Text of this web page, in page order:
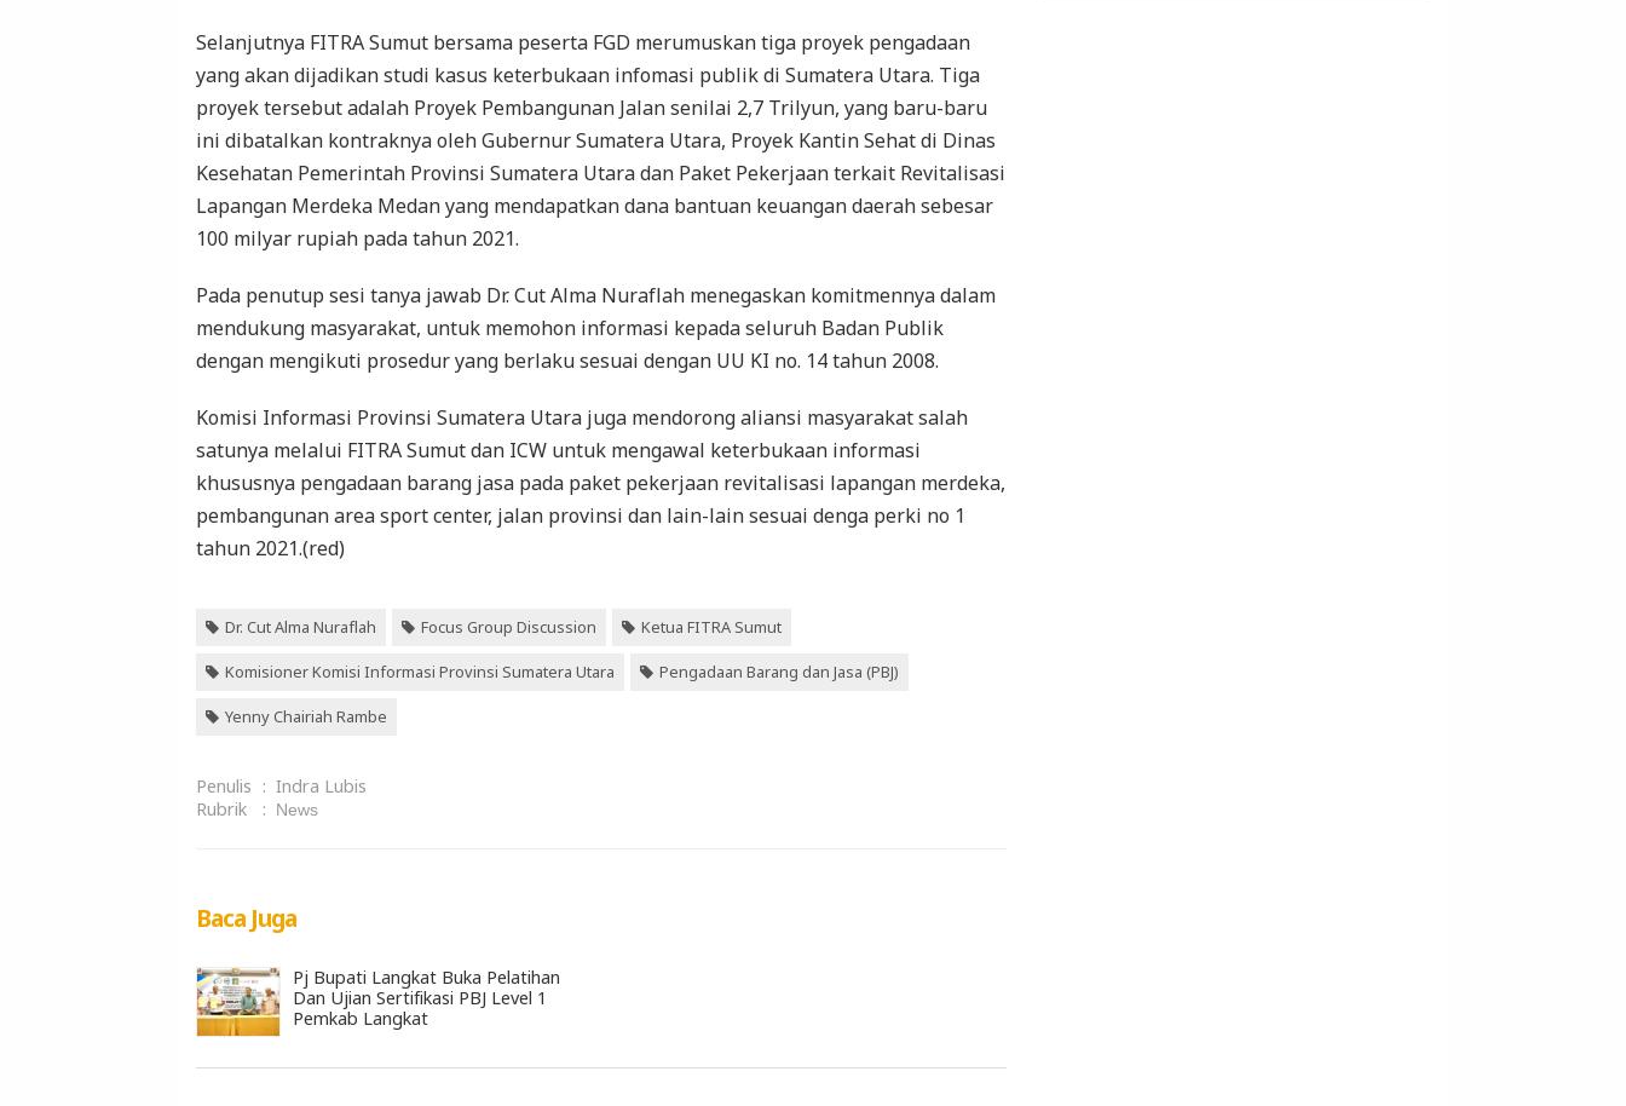
Selanjutnya FITRA Sumut bersama peserta FGD merumuskan tiga proyek pengadaan
yang akan dijadikan studi kasus keterbukaan infomasi publik di Sumatera Utara. Tiga
proyek tersebut adalah Proyek Pembangunan Jalan senilai 2,7 Trilyun, yang baru-baru
ini dibatalkan kontraknya oleh Gubernur Sumatera Utara, Proyek Kantin Sehat di Dinas
Kesehatan Pemerintah Provinsi Sumatera Utara dan Paket Pekerjaan terkait Revitalisasi
Lapangan Merdeka Medan yang mendapatkan dana bantuan keuangan daerah sebesar
100 milyar rupiah pada tahun 2021.
Pada penutup sesi tanya jawab Dr. Cut Alma Nuraflah menegaskan komitmennya dalam
mendukung masyarakat, untuk memohon informasi kepada seluruh Badan Publik
dengan mengikuti prosedur yang berlaku sesuai dengan UU KI no. 14 tahun 2008.
Komisi Informasi Provinsi Sumatera Utara juga mendorong aliansi masyarakat salah
satunya melalui FITRA Sumut dan ICW untuk mengawal keterbukaan informasi
khususnya pengadaan barang jasa pada paket pekerjaan revitalisasi lapangan merdeka,
pembangunan area sport center, jalan provinsi dan lain-lain sesuai denga perki no 1
tahun 2021.(red)
Dr. Cut Alma Nuraflah Focus Group Discussion Ketua FITRA Sumut
Komisioner Komisi Informasi Provinsi Sumatera Utara Pengadaan Barang dan Jasa (PBJ)
Yenny Chairiah Rambe
Penulis : Indra Lubis
Rubrik
: News
Baca Juga
Pj Bupati Langkat Buka Pelatihan
Dan Ujian Sertifikasi PBJ Level 1
Pemkab Langkat